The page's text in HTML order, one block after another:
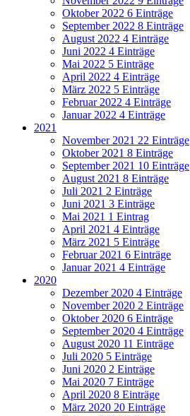
Oktober 2022 6 Einträge
September 2022 8 Einträge
August 2022 4 Einträge
Juni 2022 4 Einträge
Mai 2022 5 Einträge
April 2022 4 Einträge
März 2022 5 Einträge
Februar 2022 4 Einträge
Januar 2022 4 Einträge
2021
November 2021 22 Einträge
Oktober 2021 8 Einträge
September 2021 10 Einträge
August 2021 8 Einträge
Juli 2021 2 Einträge
Juni 2021 3 Einträge
Mai 2021 1 Eintrag
April 2021 4 Einträge
März 2021 5 Einträge
Februar 2021 6 Einträge
Januar 2021 4 Einträge
2020
Dezember 2020 4 Einträge
November 2020 2 Einträge
Oktober 2020 6 Einträge
September 2020 4 Einträge
August 2020 11 Einträge
Juli 2020 5 Einträge
Juni 2020 2 Einträge
Mai 2020 7 Einträge
April 2020 8 Einträge
März 2020 20 Einträge